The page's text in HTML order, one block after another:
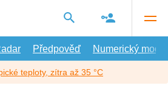
Předpověď Numerický model
teploty, zítra až 35 °C